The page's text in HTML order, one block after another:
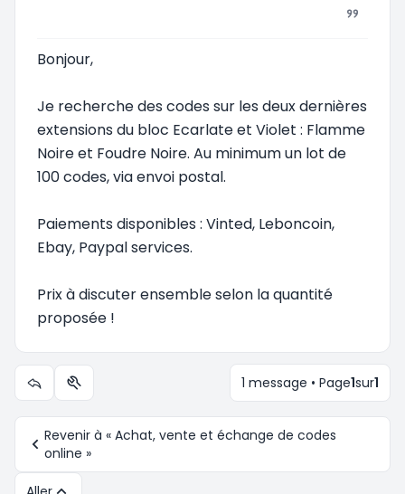
Bonjour,
Je recherche des codes sur les deux dernières
extensions du bloc Ecarlate et Violet : Flamme
Noire et Foudre Noire. Au minimum un lot de
100 codes, via envoi postal.
Paiements disponibles : Vinted, Leboncoin,
Ebay, Paypal services.
Prix à discuter ensemble selon la quantité
proposée !
Outils du sujet 1 message • Page1sur1
Revenir à « Achat, vente et échange de codes
online »